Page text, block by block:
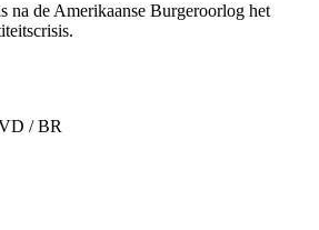
na de Amerikaanse Burgeroorlog het
/ BR